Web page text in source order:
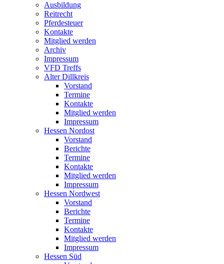
Ausbildung
Reitrecht
Pferdesteuer
Kontakte
Mitglied werden
Archiv
Impressum
VFD Treffs
Alter Dillkreis
Vorstand
Termine
Kontakte
Mitglied werden
Impressum
Hessen Nordost
Vorstand
Berichte
Termine
Kontakte
Mitglied werden
Impressum
Hessen Nordwest
Vorstand
Berichte
Termine
Kontakte
Mitglied werden
Impressum
Hessen Süd